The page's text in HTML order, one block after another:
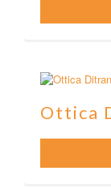
Ottica